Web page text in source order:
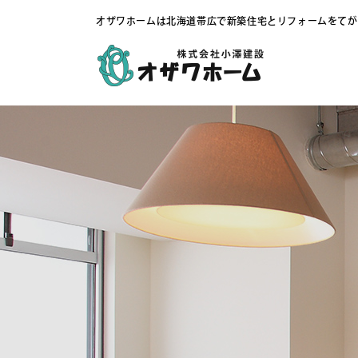
オザワホームは北海道帯広で新築住宅とリフォームをて